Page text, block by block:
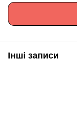
Інші записи